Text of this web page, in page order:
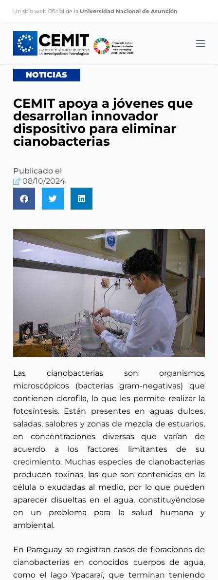
S
o
n
e
Un sitio web Oficial de la Universidad Nacional de Asunción
NOTICIAS
CEMIT apoya a jóvenes que
desarrollan innovador
dispositivo para eliminar
cianobacterias
Publicado el
08/10/2024
Las cianobacterias son organismos
microscópicos (bacterias gram-negativas) que
contienen clorofila, lo que les permite realizar la
fotosíntesis. Están presentes en aguas dulces,
saladas, salobres y zonas de mezcla de estuarios,
en concentraciones diversas que varían de
acuerdo a los factores limitantes de su
crecimiento. Muchas especies de cianobacterias
producen toxinas, las que son contenidas en la
célula o exudadas al medio, por lo que pueden
aparecer disueltas en el agua, constituyéndose
en un problema para la salud humana y
ambiental.
En Paraguay se registran casos de floraciones de
cianobacterias en conocidos cuerpos de agua,
como el lago Ypacaraí, que terminan teniendo